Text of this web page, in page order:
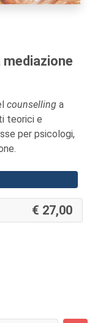
counselling a
teorici e
per psicologi,
27,00